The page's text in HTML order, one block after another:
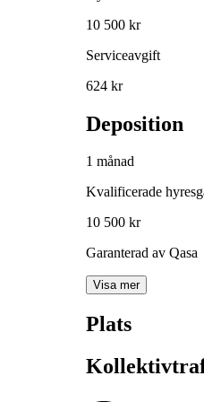
10 500 kr
Serviceavgift
624 kr
Deposition
1 månad
Kvalificerade
10 500 kr
Garanterad av Qasa
Visa mer
Plats